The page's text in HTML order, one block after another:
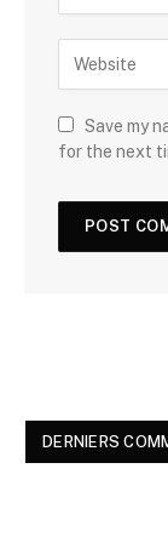
Save my
for the next
DERNIERS